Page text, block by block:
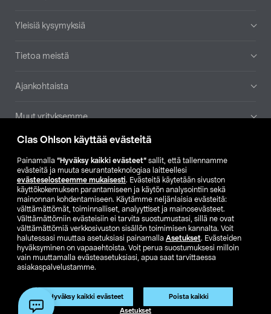
Clas Ohlson käyttää evästeitä
Painamalla ”Hyväksy kaikki evästeet” sallit, että tallennamme
evästeitä ja muuta seurantateknologiaa laitteellesi
evästeselosteemme mukaisesti. Evästeitä käytetään sivuston
käyttökokemuksen parantamiseen ja käytön analysointiin sekä
mainonnan kohdentamiseen. Käytämme neljänlaisia evästeitä:
välttämättömät, toiminnalliset, analyyttiset ja mainosevästeet.
Välttämättömiin evästeisiin ei tarvita suostumustasi, sillä ne ovat
välttämättömiä verkkosivuston sisällön toimimisen kannalta. Voit
halutessasi muuttaa asetuksiasi painamalla Asetukset. Evästeiden
hyväksyminen on vapaaehtoista. Voit perua suostumuksesi milloin
vain muuttamalla evästeasetuksiasi, apua saat tarvittaessa
asiakaspalvelustamme.
Hyväksy kaikki evästeet Poista kaikki
Asetukset
Tuote on poistunut
Tuotenro: 50-8815
Yleisiä kysymyksiä
Tietoa meistä
Ajankohtaista
Muut yrityksemme
Etsi myymälä
SE NO FI
FI SV
Näytä hinnat ilman ALV:a